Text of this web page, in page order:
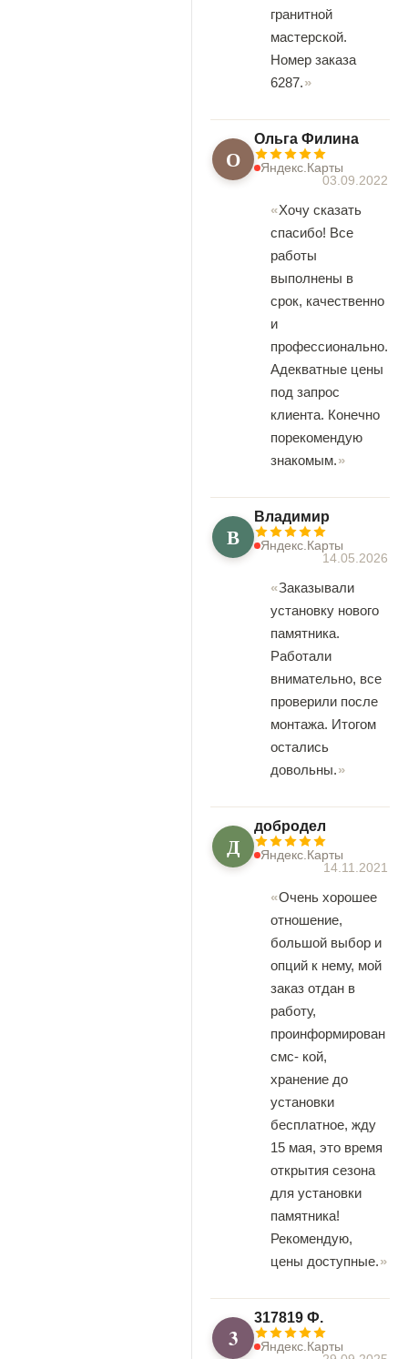
гранитной
мастерской.
Номер заказа
6287.
О
Ольга Филина
Яндекс.Карты
03.09.2022
Хочу сказать
спасибо! Все
работы
выполнены в
срок, качественно
и
профессионально.
Адекватные цены
под запрос
клиента. Конечно
порекомендую
знакомым.
В
Владимир
Яндекс.Карты
14.05.2026
Заказывали
установку нового
памятника.
Работали
внимательно, все
проверили после
монтажа. Итогом
остались
довольны.
Д
добродел
Яндекс.Карты
14.11.2021
Очень хорошее
отношение,
большой выбор и
опций к нему, мой
заказ отдан в
работу,
проинформирован
смс- кой,
хранение до
установки
бесплатное, жду
15 мая, это время
открытия сезона
для установки
памятника!
Рекомендую,
цены доступные.
3
317819 Ф.
Яндекс.Карты